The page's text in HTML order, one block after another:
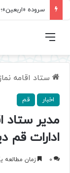
فهرست
ستاد اقامه نماز
اخبار قم
مدیر ستاد
ادارات قم
0 زمان مطالعه